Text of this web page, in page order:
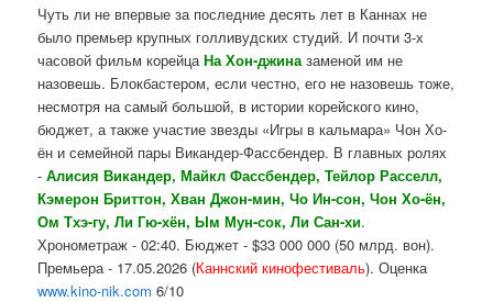
Чуть ли не впервые за последние десять лет в Каннах не
было премьер крупных голливудских студий. И почти 3-х
часовой фильм корейцаНа Хон-джиназаменой им не
назовешь. Блокбастером, если честно, его не назовешь тоже,
несмотря на самый большой, в истории корейского кино,
бюджет, а также участие звезды «Игры в кальмара» Чон Хо-
ён и семейной пары Викандер-Фассбендер. В главных ролях
-Алисия Викандер, Майкл Фассбендер, Тейлор Расселл,
Кэмерон Бриттон, Хван Джон-мин, Чо Ин-сон, Чон Хо-ён,
Ом Тхэ-гу, Ли Гю-хён, Ым Мун-сок, Ли Сан-хи.
Хронометраж - 02:40. Бюджет - $33 000 000 (50 млрд. вон).
Премьера - 17.05.2026 (Каннский кинофестиваль). Оценка
www.kino-nik.com 6/10